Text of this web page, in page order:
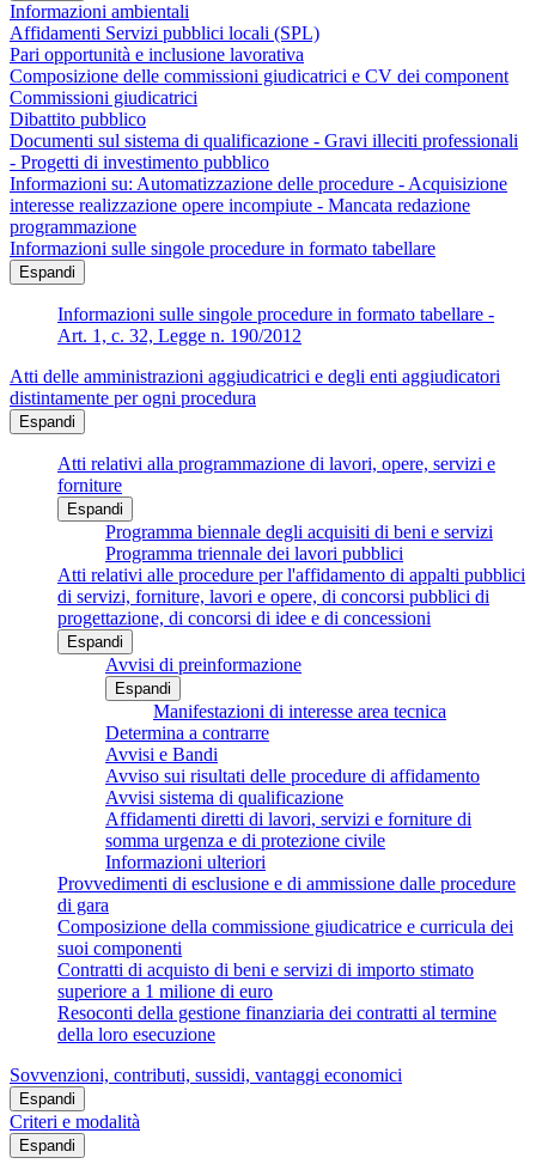
Informazioni ambientali
Affidamenti Servizi pubblici locali (SPL)
Pari opportunità e inclusione lavorativa
Composizione delle commissioni giudicatrici e CV dei component
Commissioni giudicatrici
Dibattito pubblico
Documenti sul sistema di qualificazione - Gravi illeciti professionali
- Progetti di investimento pubblico
Informazioni su: Automatizzazione delle procedure - Acquisizione
interesse realizzazione opere incompiute - Mancata redazione
programmazione
Informazioni sulle singole procedure in formato tabellare
Espandi
Informazioni sulle singole procedure in formato tabellare -
Art. 1, c. 32, Legge n. 190/2012
Atti delle amministrazioni aggiudicatrici e degli enti aggiudicatori
distintamente per ogni procedura
Espandi
Atti relativi alla programmazione di lavori, opere, servizi e
forniture
Espandi
Programma biennale degli acquisiti di beni e servizi
Programma triennale dei lavori pubblici
Atti relativi alle procedure per l'affidamento di appalti pubblici
di servizi, forniture, lavori e opere, di concorsi pubblici di
progettazione, di concorsi di idee e di concessioni
Espandi
Avvisi di preinformazione
Espandi
Manifestazioni di interesse area tecnica
Determina a contrarre
Avvisi e Bandi
Avviso sui risultati delle procedure di affidamento
Avvisi sistema di qualificazione
Affidamenti diretti di lavori, servizi e forniture di
somma urgenza e di protezione civile
Informazioni ulteriori
Provvedimenti di esclusione e di ammissione dalle procedure
di gara
Composizione della commissione giudicatrice e curricula dei
suoi componenti
Contratti di acquisto di beni e servizi di importo stimato
superiore a 1 milione di euro
Resoconti della gestione finanziaria dei contratti al termine
della loro esecuzione
Sovvenzioni, contributi, sussidi, vantaggi economici
Espandi
Criteri e modalità
Espandi